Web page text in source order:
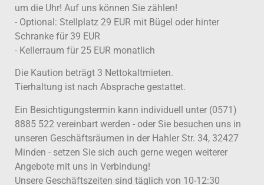
um die Uhr! Auf uns können Sie zählen!
- Optional: Stellplatz 29 EUR mit Bügel oder hinter
Schranke für 39 EUR
- Kellerraum für 25 EUR monatlich
Die Kaution beträgt 3 Nettokaltmieten.
Tierhaltung ist nach Absprache gestattet.
Ein Besichtigungstermin kann individuell unter (0571)
8885 522 vereinbart werden - oder Sie besuchen uns in
unseren Geschäftsräumen in der Hahler Str. 34, 32427
Minden - setzen Sie sich auch gerne wegen weiterer
Angebote mit uns in Verbindung!
Unsere Geschäftszeiten sind täglich von 10-12:30